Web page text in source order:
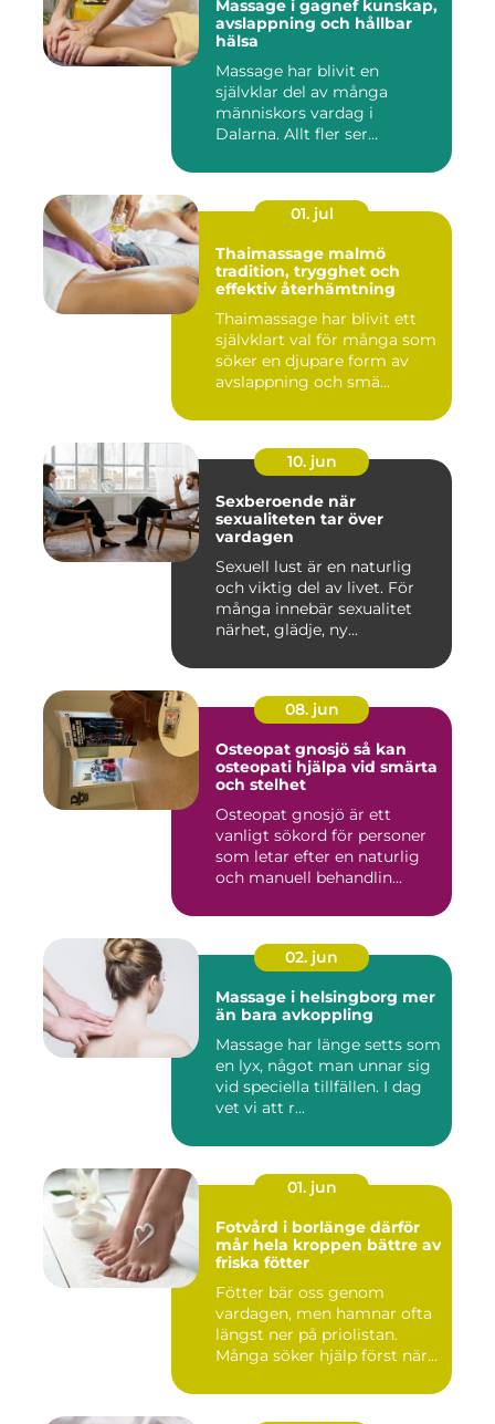
Massage i gagnef kunskap,
avslappning och hållbar
hälsa
Massage har blivit en
självklar del av många
människors vardag i
Dalarna. Allt fler ser
01. jul
Thaimassage malmö
tradition, trygghet och
effektiv återhämtning
Thaimassage har blivit ett
självklart val för många som
söker en djupare form av
avslappning och smä...
10. jun
Sexberoende när
sexualiteten tar över
vardagen
Sexuell lust är en naturlig
och viktig del av livet. För
många innebär sexualitet
närhet, glädje, ny...
08. jun
Osteopat gnosjö så kan
osteopati hjälpa vid smärta
och stelhet
Osteopat gnosjö är ett
vanligt sökord för personer
som letar efter en naturlig
och manuell behandlin...
02. jun
Massage i helsingborg mer
än bara avkoppling
Massage har länge setts som
en lyx, något man unnar sig
vid speciella tillfällen. I dag
vet vi att r...
01. jun
Fotvård i borlänge därför
mår hela kroppen bättre av
friska fötter
Fötter bär oss genom
vardagen, men hamnar ofta
längst ner på priolistan.
Många söker hjälp först när...